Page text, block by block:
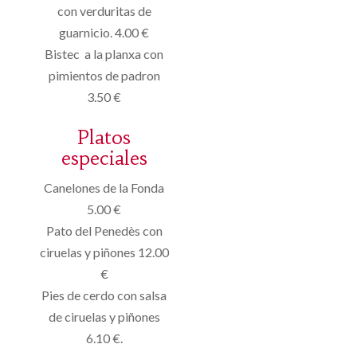
con verduritas de
guarnicio. 4.00 €
Bistec a la planxa con
pimientos de padron
3.50 €
Platos
especiales
Canelones de la Fonda
5.00 €
Pato del Penedès con
ciruelas y piñones 12.00
€
Pies de cerdo con salsa
de ciruelas y piñones
6.10 €.